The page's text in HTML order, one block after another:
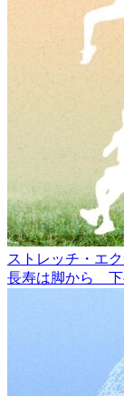
ストレッチ・エ
長寿は脚から 下